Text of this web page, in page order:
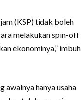
(KSP) tidak boleh
melakukan spin-off
ekonominya,” imbuh
awalnya hanya usaha